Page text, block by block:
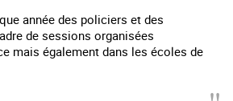
année des policiers et des
de sessions organisées
mais également dans les écoles de